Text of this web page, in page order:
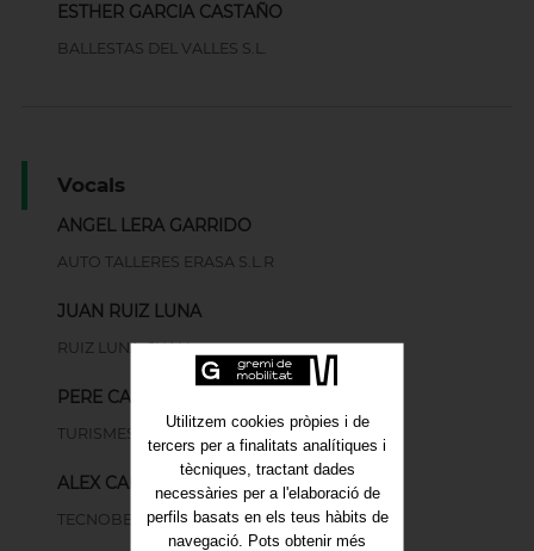
ESTHER GARCIA CASTAÑO
BALLESTAS DEL VALLES S.L.
Vocals
ANGEL LERA GARRIDO
AUTO TALLERES ERASA S.L.R
JUAN RUIZ LUNA
RUIZ LUNA, JUAN
PERE CABA GALINSOGA
TURISMES VALLES S.A
ALEX CAMPOS MARTI
TECNOBEE INNOVACIÓN Y SERVICIO SL
Utilitzem cookies pròpies i de
tercers per a finalitats analítiques i
tècniques, tractant dades
necessàries per a l'elaboració de
perfils basats en els teus hàbits de
navegació. Pots obtenir més